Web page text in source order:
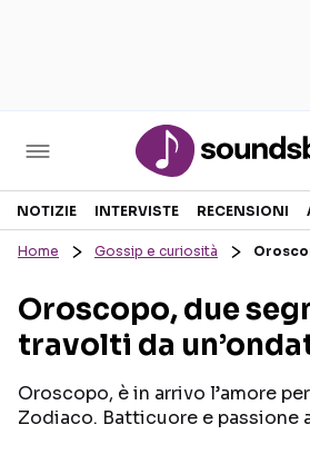
Sezioni
RECENSIONI MUSICALI
INTERVISTE
GOSSIP E CURIOSITÀ
NOTIZIE INTERVISTE RECENSIONI
Home Gossip e curiosità
Oroscopo, due
travolti da
Oroscopo, è in arrivo l’amore
Zodiaco. Batticuore e passione